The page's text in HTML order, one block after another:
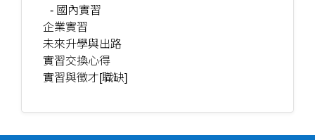
- 國內實習
企業實習
未來升學與出路
實習交換心得
實習與徵才[職缺]